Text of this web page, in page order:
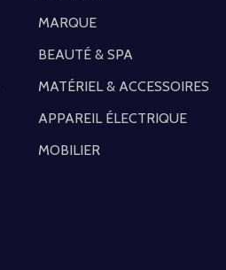
MARQUE
BEAUTÉ & SPA
MATÉRIEL & ACCESSOIRES
APPAREIL ÉLECTRIQUE
MOBILIER